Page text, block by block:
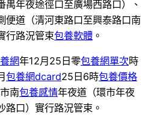
禺年夜途徑口至廣場西路口）、
便道（清河東路口至興泰路口南
行路況管束包養軟體 。
網年12月25日零包養網單次時
包養網dcard25日6時包養價格
南包養感情年夜道（環市年夜
路口）實行路況管束。